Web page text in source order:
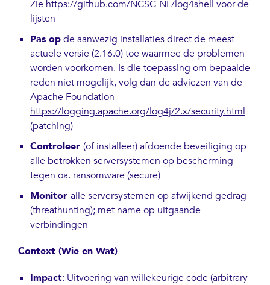
Zie https://github.com/NCSC-NL/log4shell voor de
lijsten
Pas opde aanwezig installaties direct de meest
actuele versie (2.16.0) toe waarmee de problemen
worden voorkomen. Is die toepassing om bepaalde
reden niet mogelijk, volg dan de adviezen van de
Apache Foundation
https://logging.apache.org/log4j/2.x/security.html
(patching)
Controleer (of installeer) afdoende beveiliging op
alle betrokken serversystemen op bescherming
tegen oa. ransomware (secure)
Monitor alle serversystemen op afwijkend gedrag
(threathunting); met name op uitgaande
verbindingen
Context (Wie en Wat)
Impact: Uitvoering van willekeurige code (arbitrary